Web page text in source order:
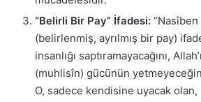
“Belirli Bir Pay” İfadesi:
(belirlenmiş, ayrılmış bir pay)
insanlığı saptıramayacağını,
(muhlisîn) gücünün
O, sadece kendisine uyacak olan,